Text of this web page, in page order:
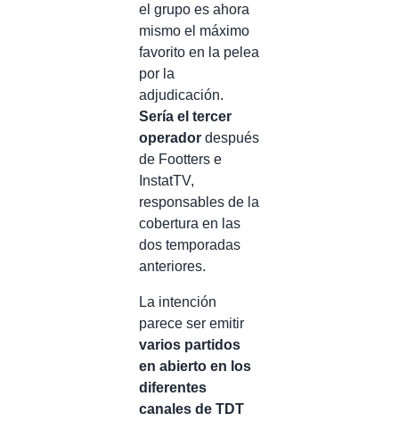
el grupo es ahora
mismo el máximo
favorito en la pelea
por la
adjudicación.
Sería el tercer
operador después
de Footters e
InstatTV,
responsables de la
cobertura en las
dos temporadas
anteriores.
La intención
parece ser emitir
varios partidos
en abierto en los
diferentes
canales de TDT